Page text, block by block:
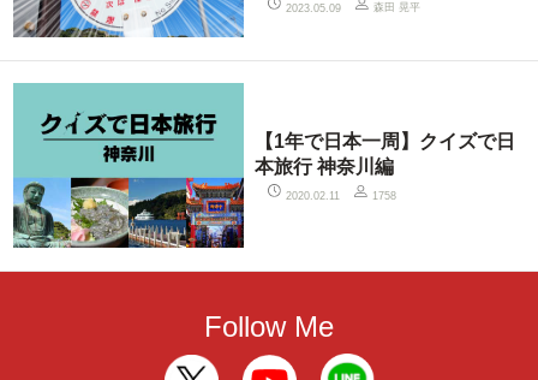
2023.05.09 森田 晃平
【1年で日本一周】クイズで日
本旅行 神奈川編
2020.02.11 1758
Follow Me